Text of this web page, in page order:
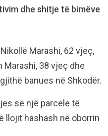
dhe shitje të bimëve
Marashi, 62 vjeç,
Marashi, 38 vjeç dhe
banues në Shkodër.
së një parcele të
llojit hashash në oborrin